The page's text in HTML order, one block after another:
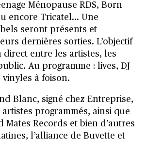
Ménopause RDS, Born
encore Tricatel… Une
seront présents et
dernières sorties. L’objectif
direct entre les artistes, les
Au programme : lives, DJ
vinyles à foison.
Blanc, signé chez Entreprise,
programmés, ainsi que
Mates Records et bien d’autres
l’alliance de Buvette et